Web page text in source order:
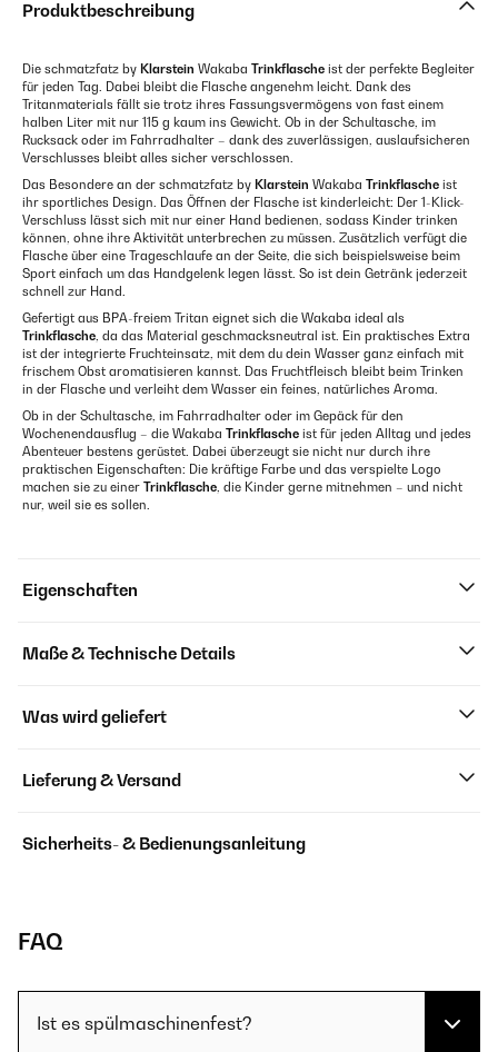
Produktbeschreibung
Die schmatzfatz by Klarstein Wakaba Trinkflasche ist der perfekte Begleiter
für jeden Tag. Dabei bleibt die Flasche angenehm leicht. Dank des
Tritanmaterials fällt sie trotz ihres Fassungsvermögens von fast einem
halben Liter mit nur 115 g kaum ins Gewicht. Ob in der Schultasche, im
Rucksack oder im Fahrradhalter – dank des zuverlässigen, auslaufsicheren
Verschlusses bleibt alles sicher verschlossen.
Das Besondere an der schmatzfatz by Klarstein Wakaba Trinkflasche ist
ihr sportliches Design. Das Öffnen der Flasche ist kinderleicht: Der 1-Klick-
Verschluss lässt sich mit nur einer Hand bedienen, sodass Kinder trinken
können, ohne ihre Aktivität unterbrechen zu müssen. Zusätzlich verfügt die
Flasche über eine Trageschlaufe an der Seite, die sich beispielsweise beim
Sport einfach um das Handgelenk legen lässt. So ist dein Getränk jederzeit
schnell zur Hand.
Gefertigt aus BPA-freiem Tritan eignet sich die Wakaba ideal als
Trinkflasche, da das Material geschmacksneutral ist. Ein praktisches Extra
ist der integrierte Fruchteinsatz, mit dem du dein Wasser ganz einfach mit
frischem Obst aromatisieren kannst. Das Fruchtfleisch bleibt beim Trinken
in der Flasche und verleiht dem Wasser ein feines, natürliches Aroma.
Ob in der Schultasche, im Fahrradhalter oder im Gepäck für den
Wochenendausflug – die Wakaba Trinkflasche ist für jeden Alltag und jedes
Abenteuer bestens gerüstet. Dabei überzeugt sie nicht nur durch ihre
praktischen Eigenschaften: Die kräftige Farbe und das verspielte Logo
machen sie zu einer Trinkflasche, die Kinder gerne mitnehmen – und nicht
nur, weil sie es sollen.
Eigenschaften
Maße & Technische Details
Was wird geliefert
Lieferung & Versand
Sicherheits- & Bedienungsanleitung
FAQ
Ist es spülmaschinenfest?